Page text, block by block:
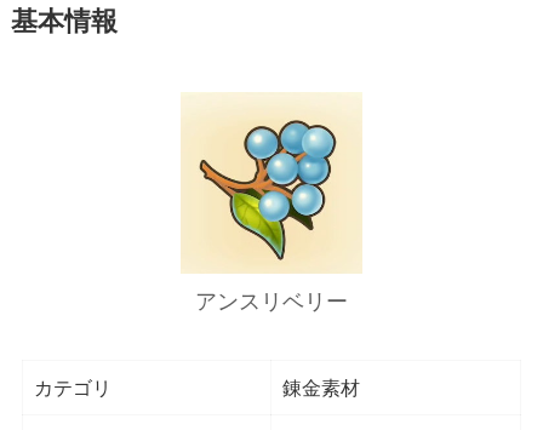
基本情報
アンスリベリー
カテゴリ 錬金素材